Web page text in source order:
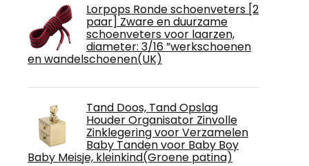
Lorpops Ronde schoenveters [2
paar] Zware en duurzame
schoenveters voor laarzen,
diameter: 3/16 ”werkschoenen
en wandelschoenen(UK)
Tand Doos, Tand Opslag
Houder Organisator Zinvolle
Zinklegering voor Verzamelen
Baby Tanden voor Baby Boy
Baby Meisje, kleinkind(Groene patina)